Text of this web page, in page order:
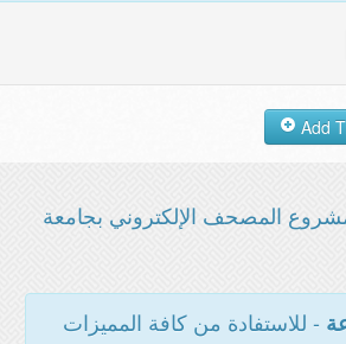
المصحف الإلكتروني بجامعة
- للاستفادة من كافة المميزات